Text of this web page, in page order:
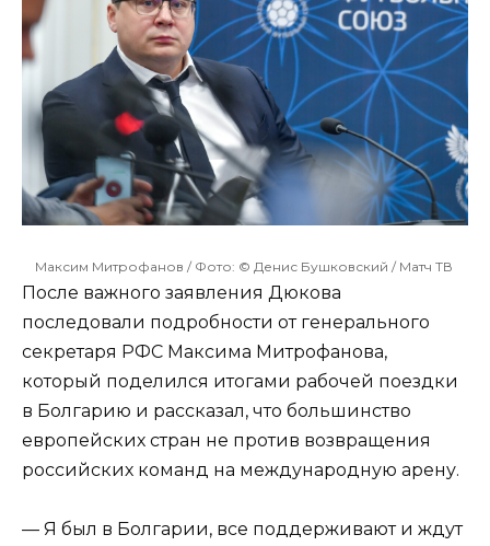
Максим Митрофанов / Фото: © Денис Бушковский / Матч ТВ
После важного заявления Дюкова
последовали подробности от генерального
секретаря РФС Максима Митрофанова,
который поделился итогами рабочей поездки
в Болгарию и рассказал, что большинство
европейских стран не против возвращения
российских команд на международную арену.
— Я был в Болгарии, все поддерживают и ждут